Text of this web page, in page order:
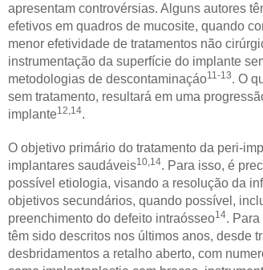
apresentam controvérsias. Alguns autores
efetivos em quadros de mucosite, quando
menor efetividade de tratamentos não
instrumentação da superfície do implante
metodologias de descontaminaçáo11-13. O
sem tratamento, resultará em uma
implante12,14.
O objetivo primário do tratamento da peri-
implantares saudáveis10,14. Para isso, é
possível etiologia, visando a resolução da
objetivos secundários, quando possível,
preenchimento do defeito intraósseo14.
têm sido descritos nos últimos anos, desde
desbridamentos a retalho aberto, com